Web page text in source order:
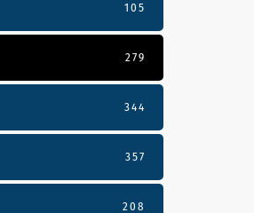
105
279
344
357
208